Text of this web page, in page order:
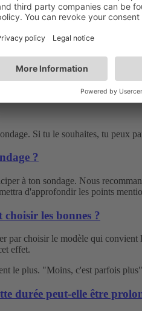
aux personnes de l'entreprise qui
et réfléchis à tes propres
Si tu le souhaites, tu peux
?
à ton sondage. Nous
d'approfondir les points
choisir les bonnes ?
par choisir le modèle qui
effet.
le plus. "Moins, c'est parfois
durée peut-elle être